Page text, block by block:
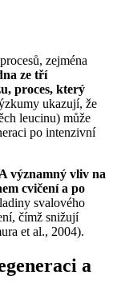
zejména
ze tří
proces, který
ukazují, že
leucinu) může
po intenzivní
významný vliv na
cvičení a po
svalového
čímž snižují
et al., 2004).
a